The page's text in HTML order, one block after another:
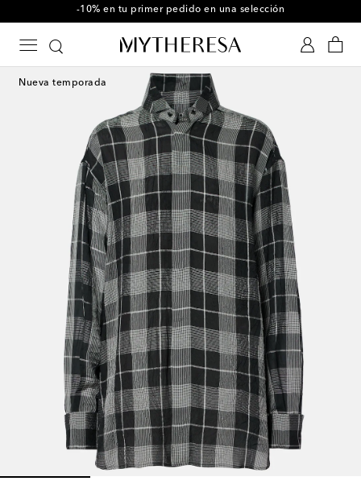
-10% en tu primer pedido en una selección
Nueva temporada